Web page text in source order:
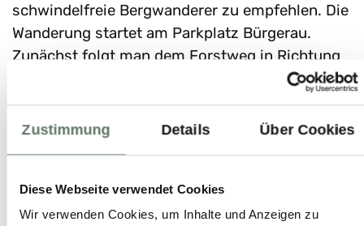
Zustimmung Details Über Cookies
Diese Webseite verwendet Cookies
Wir verwenden Cookies, um Inhalte und Anzeigen zu
schwindelfreie Bergwanderer zu empfehlen. Die
Wanderung startet am Parkplatz Bürgerau.
Zunächst folgt man dem Forstweg in Richtung
Haidensperre, bis es schließlich steil hinauf zur
Haidensperre geht. Hier müssen teils
ausgesetzte und stark abschüssige Abschnitte
die Steinalm, die sich sehr für eine Einkehr
empfiehlt. Der Rückweg von der Steinalm